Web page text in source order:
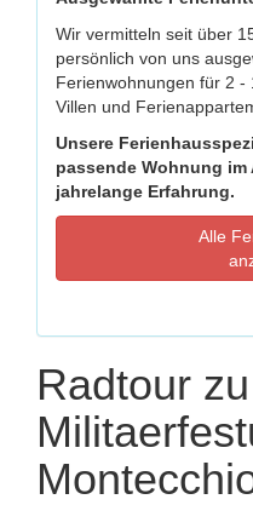
Wir vermitteln seit über
persönlich von uns
Ferienwohnungen für 2 -
Villen und
Unsere
passende Wohnung im
jahrelange Erfahrung.
Alle
Radtour zu